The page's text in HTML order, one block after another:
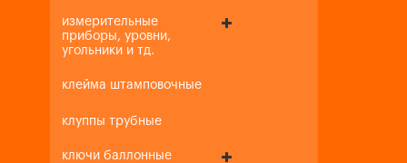
измерительные
приборы, уровни,
угольники и тд.
клейма штамповочные
клуппы трубные
ключи баллонные